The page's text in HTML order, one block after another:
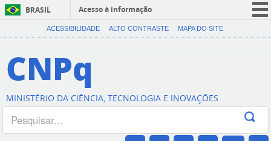
BRASIL
Acesso à informação
CORONAVÍRUS (COVID-19)
Canais
ACESSIBILIDADE ALTO CONTRASTE MAPA DO SITE
CNPq
MINISTÉRIO DA CIÊNCIA, TECNOLOGIA E INOVAÇÕES